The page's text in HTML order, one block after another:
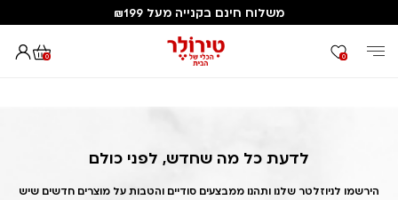
משלוח חינם בקנייה מעל ₪199
0 0
דף הבית Out of Stock Alert 2025/09/15 1757914226
לדעת כל מה שחדש, לפני כולם
הירשמו לניוזלטר שלנו ותהנו ממבצעים סודיים והטבות על מוצרים חדשים שיש